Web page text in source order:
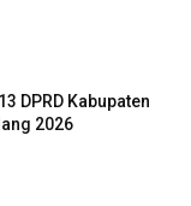
DPRD Kabupaten
2026